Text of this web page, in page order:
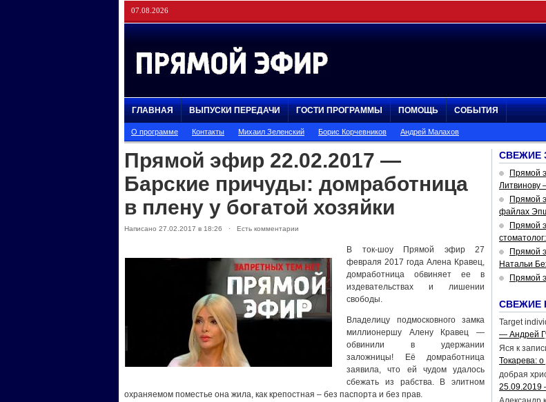
07.08.2026
ГЛАВНАЯ ВЫПУСКИ ПЕРЕДАЧИ ГОСТИ ПРОГРАММЫ ПОМОЩЬ СОБЫТИЯ
О программе Контакты Михаил Зеленский Борис Корчевников Андрей Малахов
Прямой эфир 22.02.2017 —
Барские причуды: домработница
в плену у богатой хозяйки
Написано 27.02.2017 в 18:26 · Есть комментарии
В ток-шоу Прямой эфир 27
февраля 2017 года Алена Кравец,
домработница обвиняет ее в
издевательствах и лишении
свободы.
Владелицу подмосковного замка
миллионершу Алену Кравец —
обвинили в удержании
заложницы! Её домработница
заявила, что ей чудом удалось
сбежать из рабства. В элитном
охраняемом поместье она жила, как крепостная – без паспорта и без прав.
СВЕЖИЕ
Прямой
Литвинову
Прямой
файлах
Прямой
Прямой
Натальи
Прямой
СВЕЖИЕ
Target
— Андрей
Яся к
Токарева:
добрая
25.09.2019